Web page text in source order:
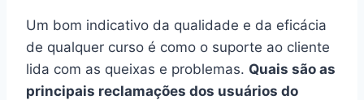
Um bom indicativo da qualidade e da eficácia
de qualquer curso é como o suporte ao cliente
lida com as queixas e problemas. Quais são as
principais reclamações dos usuários do